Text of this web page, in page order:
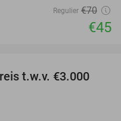
Regulier €70
€45
t.w.v. €3.000